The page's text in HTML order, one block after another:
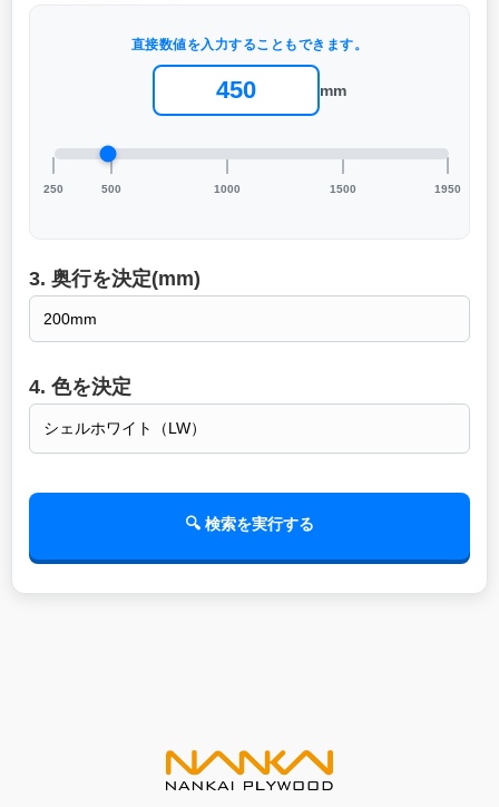
直接数値を入力することもできます。
mm
250 500 1000 1500 1950
3. 奥行を決定(mm)
4. 色を決定
🔍 検索を実行する